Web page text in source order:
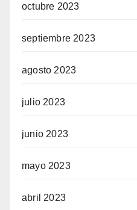
octubre 2023
septiembre 2023
agosto 2023
julio 2023
junio 2023
mayo 2023
abril 2023